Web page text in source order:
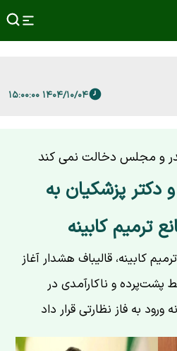
۱۴۰۴/۱۰/۰۴ ۱۵:۰۰:۰۰
پدر و مجلس دخالت نمی کند
دکتر پزشکیان به
ترمیم کابینه
کابینه، قالیباف هشدار آغاز
پشت‌پرده و ناکارآمدی در
به فاز نظارتی قرار داد